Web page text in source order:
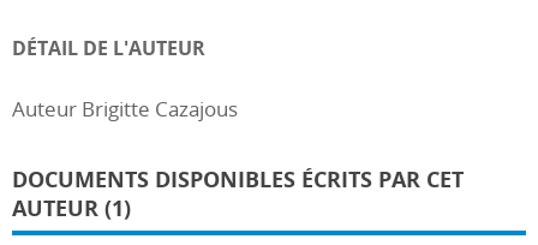
DÉTAIL DE L'AUTEUR
Auteur Brigitte Cazajous
DOCUMENTS DISPONIBLES ÉCRITS PAR CET
AUTEUR (1)